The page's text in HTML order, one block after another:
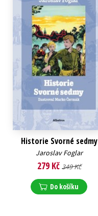
Historie Svorné sedmy
Jaroslav Foglar
279 Kč 349 Kč
Do košíku